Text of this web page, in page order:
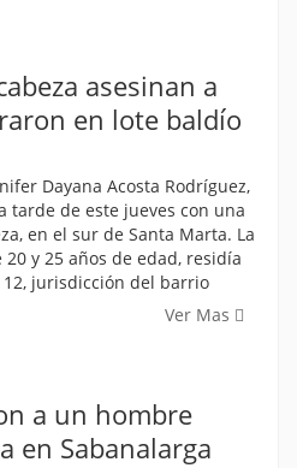
asesinan a
en lote baldío
Dayana Acosta Rodríguez,
tarde de este jueves con una
en el sur de Santa Marta. La
y 25 años de edad, residía
jurisdicción del barrio
Ver Mas
a un hombre
en Sabanalarga